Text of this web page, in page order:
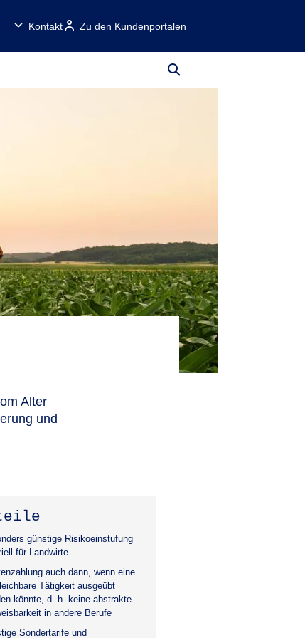
Kontakt Zu den Kundenportalen
Alter
und
günstige Risikoeinstufung
für Landwirte
auch dann, wenn eine
Tätigkeit ausgeübt
könnte, d. h. keine abstrakte
in andere Berufe
Sondertarife und